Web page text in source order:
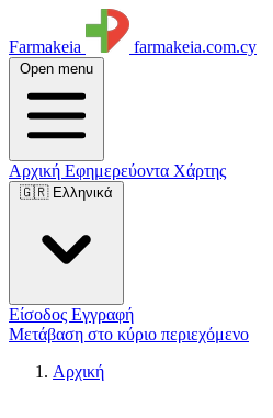
Farmakeia farmakeia.com.cy
Open menu
Αρχική Εφημερεύοντα Χάρτης
🇬🇷 Ελληνικά
Είσοδος Εγγραφή
Μετάβαση στο κύριο περιεχόμενο
Αρχική